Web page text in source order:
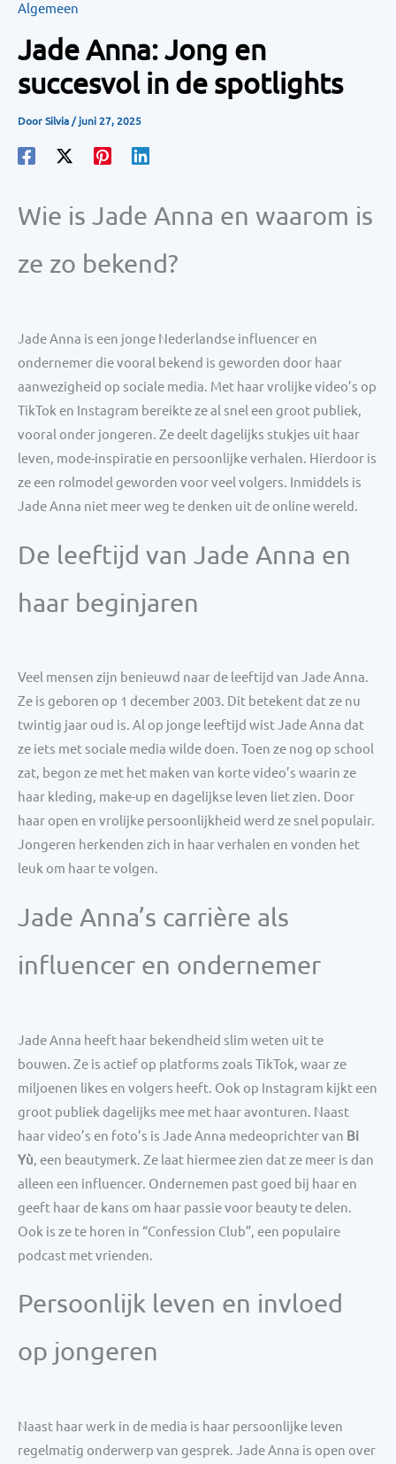
Algemeen
Jade Anna: Jong en
succesvol in de spotlights
DoorSilvia/juni 27, 2025
Wie is Jade Anna en waarom is
ze zo bekend?
Jade Anna is een jonge Nederlandse influencer en
ondernemer die vooral bekend is geworden door haar
aanwezigheid op sociale media. Met haar vrolijke video’s op
TikTok en Instagram bereikte ze al snel een groot publiek,
vooral onder jongeren. Ze deelt dagelijks stukjes uit haar
leven, mode-inspiratie en persoonlijke verhalen. Hierdoor is
ze een rolmodel geworden voor veel volgers. Inmiddels is
Jade Anna niet meer weg te denken uit de online wereld.
De leeftijd van Jade Anna en
haar beginjaren
Veel mensen zijn benieuwd naar de leeftijd van Jade Anna.
Ze is geboren op 1 december 2003. Dit betekent dat ze nu
twintig jaar oud is. Al op jonge leeftijd wist Jade Anna dat
ze iets met sociale media wilde doen. Toen ze nog op school
zat, begon ze met het maken van korte video’s waarin ze
haar kleding, make-up en dagelijkse leven liet zien. Door
haar open en vrolijke persoonlijkheid werd ze snel populair.
Jongeren herkenden zich in haar verhalen en vonden het
leuk om haar te volgen.
Jade Anna’s carrière als
influencer en ondernemer
Jade Anna heeft haar bekendheid slim weten uit te
bouwen. Ze is actief op platforms zoals TikTok, waar ze
miljoenen likes en volgers heeft. Ook op Instagram kijkt een
groot publiek dagelijks mee met haar avonturen. Naast
haar video’s en foto’s is Jade Anna medeoprichter van Bi
Yù, een beautymerk. Ze laat hiermee zien dat ze meer is dan
alleen een influencer. Ondernemen past goed bij haar en
geeft haar de kans om haar passie voor beauty te delen.
Ook is ze te horen in “Confession Club”, een populaire
podcast met vrienden.
Persoonlijk leven en invloed
op jongeren
Naast haar werk in de media is haar persoonlijke leven
regelmatig onderwerp van gesprek. Jade Anna is open over